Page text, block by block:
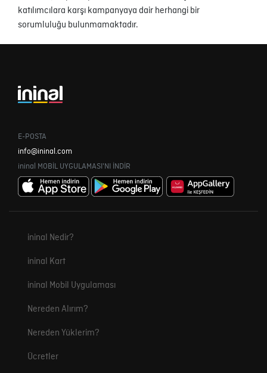
katılımcılara karşı kampanyaya dair herhangi bir
sorumluluğu bulunmamaktadır.
E-POSTA
info@ininal.com
ininal MOBİL UYGULAMASI'NI İNDİR
ininal Nedir?
ininal Kart
ininal Mobil Uygulaması
Nereden Alırım?
Nereden Yüklerim?
Ücretler